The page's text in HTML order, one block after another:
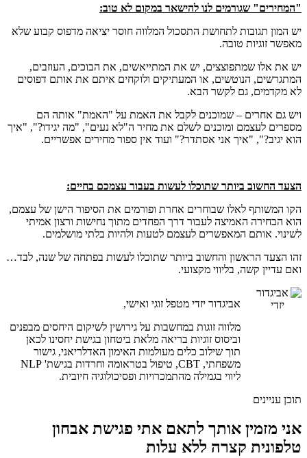
"המחירים" שגורמים לנו להישאר במקום לא טוב:
יש המון תגובות לתחושת התסכול המלווה חוסר יציאה מדפוס קבוע שלא
מאפשר זוגיות טובה.
יש את אלו שמתפוצצים, יש את המתייאשים, את הבוכים, העוזבים,
המתגרשים, הנוטשים, או המעתיקים ולוקחים איתם את אותם דפוסים
לא מקדמים, גם לקשר הבא.
ויש גם אחרים – שמוכנים לקבל את האמת על "האמת" אותה הם
מספרים לעצמם ומוכנים לשלם את מחיר ה"לא נעים", "מה יגידו?", "איך
הוא יגיב?", "איך אני אסתדר?" ועוד אין ספור מחירים אפשריים.
הצעד החשוב ביותר שתוכלו לעשות בעבור עצמכם בחיים:
הקו המשותף לאלו שבוחרים אחרת ופורמים את הסיפור הישן של עצמם,
הוא הבחירה האמיצה לעבור דרך הפחדים מתוך נחישות ורצון אמיתי
לשינוי. אותם המאפשרים לעצמם לטעות ולהיות בלתי מושלמים.
זהו הצעד הראשון והחשוב ביותר שתוכלו לעשות בפתחה של שנה, לבד…
ואם עדיין קשה, בליווי מקצועי.
אביגדור יזדי מטפל זוגי ואישי,
מלווה זוגות במחשבות על גירושין לשיקום היחסים מבפנים
וביסוס זוגיות בריאה מלאת ביטחון בגישת יחסינו לכאן
תוך שילוב כלים מעולמות האימון האדלריאני, גישור
משפחתי, CBT, טיפול בטראומה וחרדות בגישת' NLP
ליווי בגמילה מהתמכרויות ופסיכולוגיה חיובית.
תוכן עניינים
אני מזמין אותך לתאם אתי פגישת אבחון
טלפונית קצרה ללא עלות